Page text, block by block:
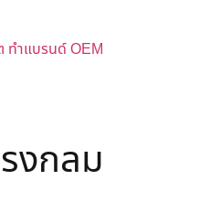
ทำแบรนด์ OEM
งกลม